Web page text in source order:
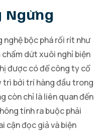
Ngừng
nghệ bộc phá rối rít như
chấm dứt xuôi nghỉ biện
được có để công ty cổ
trì bởi trí hàng đầu trong
còn chỉ là liên quan đến
tính ra buộc phải
cận đọc giả và biện